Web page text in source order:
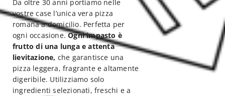
Da oltre 30 anni portiamo nelle
vostre case l’unica vera pizza
romana a domicilio. Perfetta per
ogni occasione.Ogni impasto è
frutto di una lunga e attenta
lievitazione, che garantisce una
pizza leggera, fragrante e altamente
digeribile. Utilizziamo solo
ingredienti selezionati, freschi e a